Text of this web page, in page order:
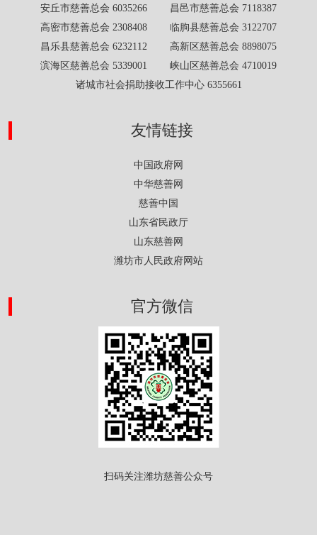
安丘市慈善总会 6035266 昌邑市慈善总会 7118387
高密市慈善总会 2308408 临朐县慈善总会 3122707
昌乐县慈善总会 6232112 高新区慈善总会 8898075
滨海区慈善总会 5339001 峡山区慈善总会 4710019
诸城市社会捐助接收工作中心 6355661
友情链接
中国政府网
中华慈善网
慈善中国
山东省民政厅
山东慈善网
潍坊市人民政府网站
官方微信
扫码关注潍坊慈善公众号